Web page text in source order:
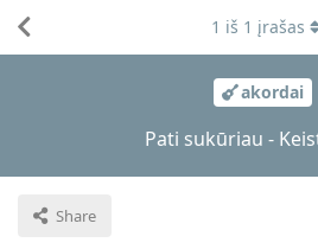
akordai
Pati sukūriau -
Share
1 iš 1 įrašas